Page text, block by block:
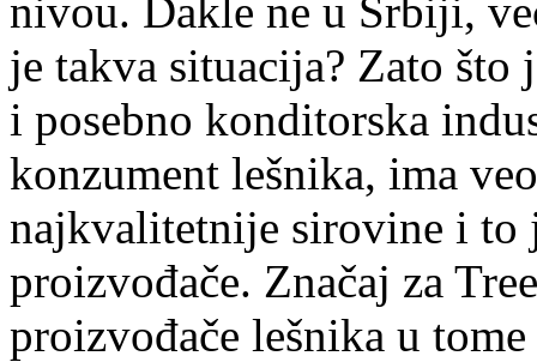
nivou. Dakle ne u Srbiji,
je takva situacija? Zato
i posebno konditorska
konzument lešnika, ima
najkvalitetnije sirovine i to
proizvođače. Značaj za
proizvođače lešnika u